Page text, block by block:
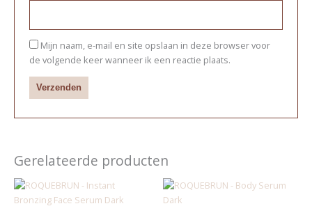
Mijn naam, e-mail en site opslaan in deze browser voor
de volgende keer wanneer ik een reactie plaats.
Gerelateerde producten